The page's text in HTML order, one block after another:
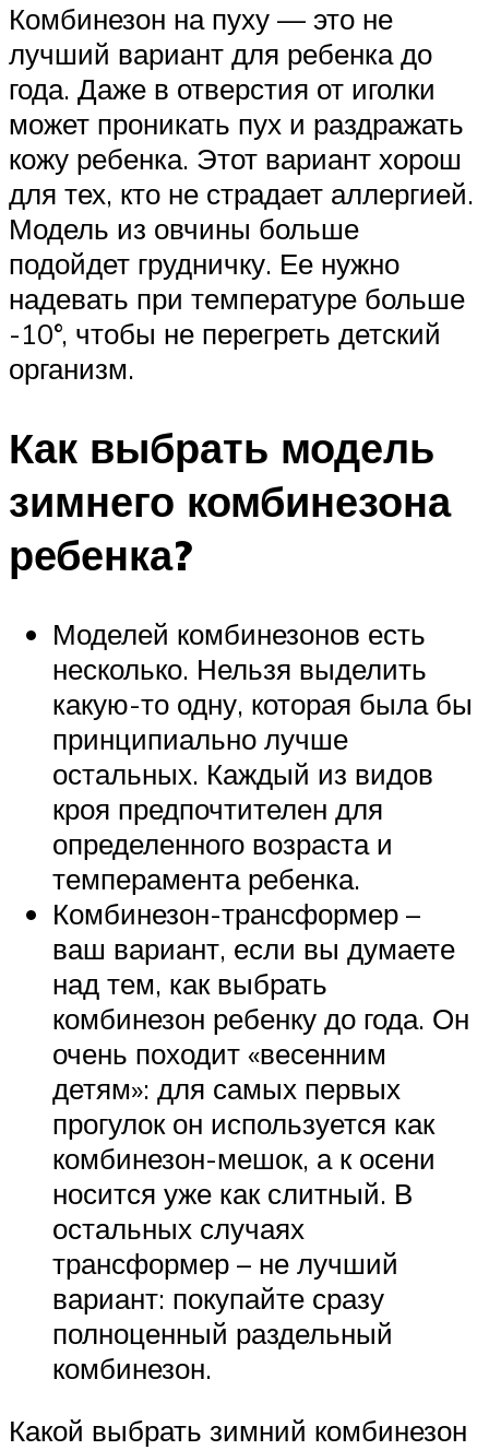
Комбинезон на пуху — это не
лучший вариант для ребенка до
года. Даже в отверстия от иголки
может проникать пух и раздражать
кожу ребенка. Этот вариант хорош
для тех, кто не страдает аллергией.
Модель из овчины больше
подойдет грудничку. Ее нужно
надевать при температуре больше
-10°, чтобы не перегреть детский
организм.
Как выбрать модель
зимнего комбинезона
ребенка?
Моделей комбинезонов есть
несколько. Нельзя выделить
какую-то одну, которая была бы
принципиально лучше
остальных. Каждый из видов
кроя предпочтителен для
определенного возраста и
темперамента ребенка.
Комбинезон-трансформер –
ваш вариант, если вы думаете
над тем, как выбрать
комбинезон ребенку до года. Он
очень походит «весенним
детям»: для самых первых
прогулок он используется как
комбинезон-мешок, а к осени
носится уже как слитный. В
остальных случаях
трансформер – не лучший
вариант: покупайте сразу
полноценный раздельный
комбинезон.
Какой выбрать зимний комбинезон